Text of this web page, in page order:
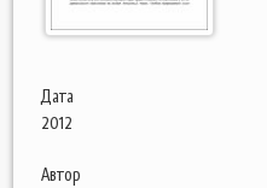
Дата
2012
Автор